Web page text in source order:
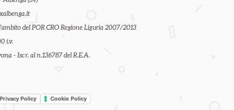
del POR CRO Regione Liguria 2007/2013
i.v.
- Iscr. al n.136787 del R.E.A.
Privacy Policy Cookie Policy